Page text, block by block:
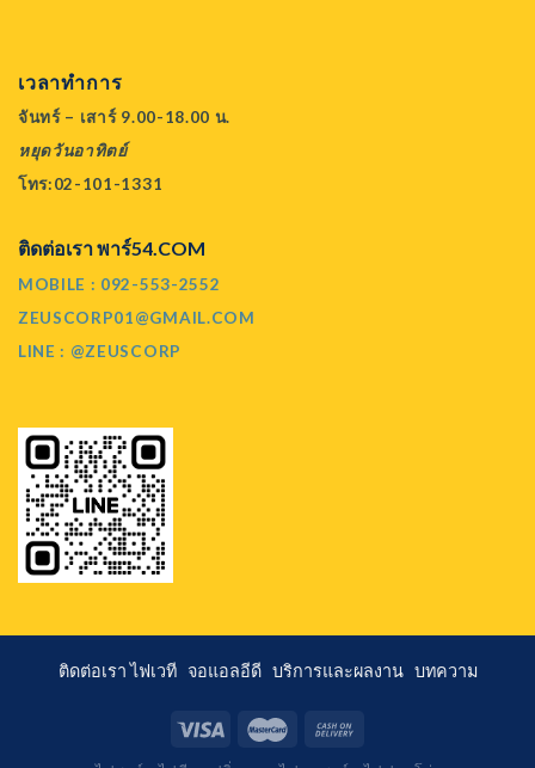
เวลาทำการ
จันทร์ – เสาร์ 9.00-18.00 น.
หยุดวันอาทิตย์
โทร:02-101-1331
ติดต่อเรา พาร์54.COM
MOBILE : 092-553-2552
ZEUSCORP01@GMAIL.COM
LINE : @ZEUSCORP
ติดต่อเราไฟเวที จอแอลอีดี บริการและผลงาน บทความ